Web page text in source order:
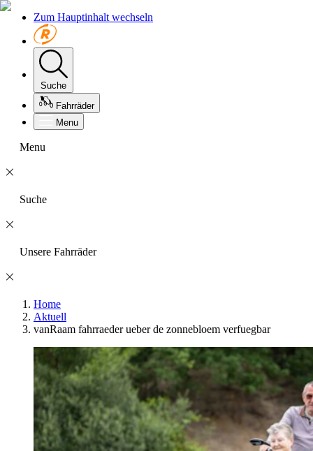
Zum Hauptinhalt wechseln
Suche
Fahrräder
Menu
Menu
Suche
Unsere Fahrräder
Home
Aktuell
vanRaam fahrraeder ueber de zonnebloem verfuegbar